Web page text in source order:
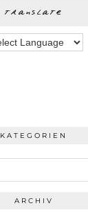
translate
KATEGORIEN
ARCHIV